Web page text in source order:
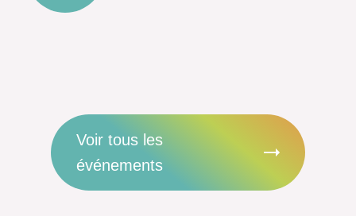
Voir tous les
événements